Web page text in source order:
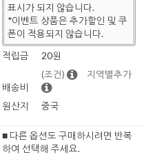
표시가 되지 않습니다.
*이벤트 상품은 추가할인 및 쿠
폰이 적용되지 않습니다.
적립금
20원
배송비
(조건) 지역별추가
원산지 중국
■ 다른 옵션도 구매하시려면 반복
하여 선택해 주세요.